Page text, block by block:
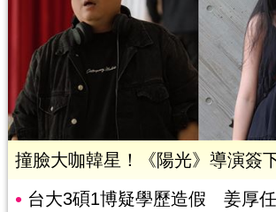
撞臉大咖韓星！《陽光》導演簽
台大3碩1博疑學歷造假 姜厚